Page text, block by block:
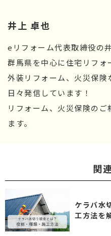
井上 卓也
eリフォーム代表取締役の井
群馬県を中心に住宅リフォ
外装リフォーム、火災保険
日々発信しています！
リフォーム、火災保険のご
ます。
関
ケラバ水
工方法を